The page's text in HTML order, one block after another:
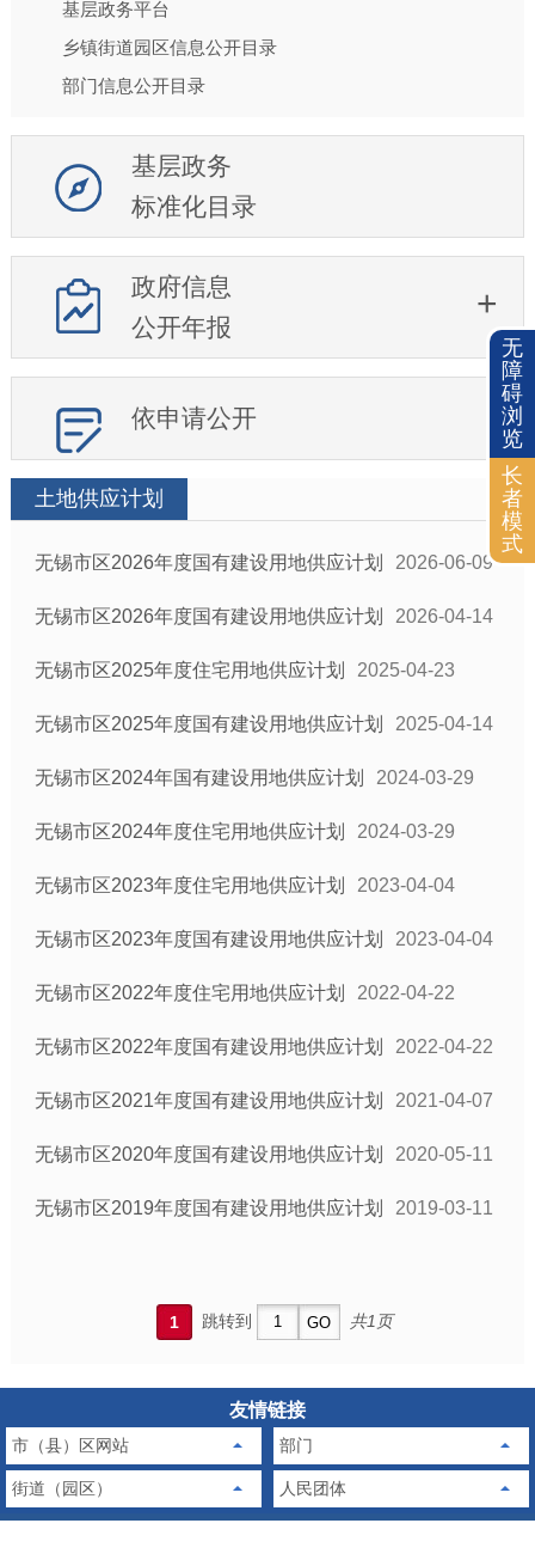
无
障
碍
浏
览
长
者
模
式
基层政务平台
乡镇街道园区信息公开目录
部门信息公开目录
基层政务
标准化目录
政府信息
公开年报
依申请公开
土地供应计划
无锡市区2026年度国有建设用地供应计划 2026-06-09
无锡市区2026年度国有建设用地供应计划 2026-04-14
无锡市区2025年度住宅用地供应计划 2025-04-23
无锡市区2025年度国有建设用地供应计划 2025-04-14
无锡市区2024年国有建设用地供应计划 2024-03-29
无锡市区2024年度住宅用地供应计划 2024-03-29
无锡市区2023年度住宅用地供应计划 2023-04-04
无锡市区2023年度国有建设用地供应计划 2023-04-04
无锡市区2022年度住宅用地供应计划 2022-04-22
无锡市区2022年度国有建设用地供应计划 2022-04-22
无锡市区2021年度国有建设用地供应计划 2021-04-07
无锡市区2020年度国有建设用地供应计划 2020-05-11
无锡市区2019年度国有建设用地供应计划 2019-03-11
1 跳转到 共1页
友情链接
市（县）区网站 部门
街道（园区） 人民团体